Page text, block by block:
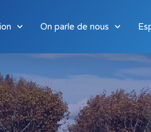
On parle de nous